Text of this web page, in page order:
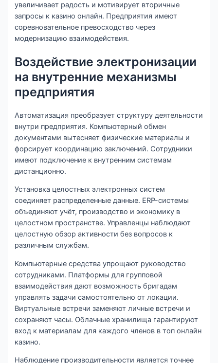
увеличивает радость и мотивирует вторичные
запросы к казино онлайн. Предприятия имеют
соревновательное превосходство через
модернизацию взаимодействия.
Воздействие электронизации
на внутренние механизмы
предприятия
Автоматизация преобразует структуру деятельности
внутри предприятия. Компьютерный обмен
документами вытесняет физические материалы и
форсирует координацию заключений. Сотрудники
имеют подключение к внутренним системам
дистанционно.
Установка целостных электронных систем
соединяет распределенные данные. ERP-системы
объединяют учёт, производство и экономику в
целостном пространстве. Управленцы наблюдают
целостную обзор активности без вопросов к
различным службам.
Компьютерные средства упрощают руководство
сотрудниками. Платформы для групповой
взаимодействия дают возможность бригадам
управлять задачи самостоятельно от локации.
Виртуальные встречи заменяют личные встречи и
сохраняют часы. Облачные хранилища гарантируют
вход к материалам для каждого членов в топ онлайн
казино.
Наблюдение производительности является точнее